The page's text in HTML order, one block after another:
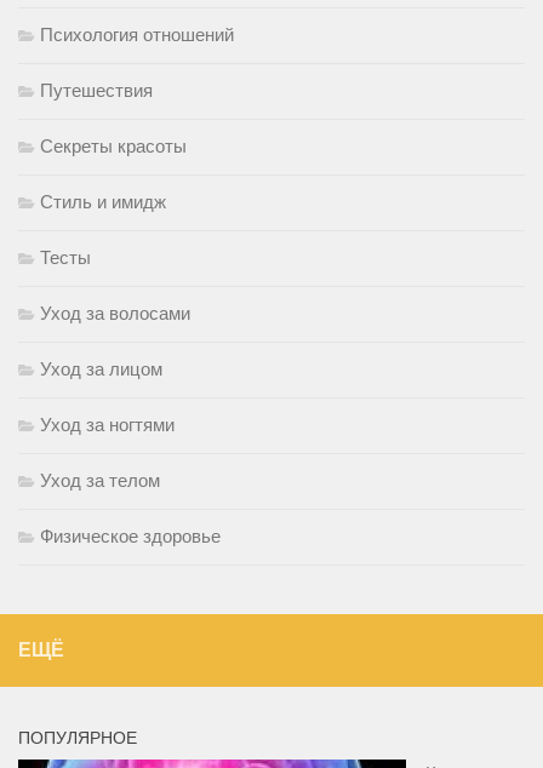
Психология отношений
Путешествия
Секреты красоты
Стиль и имидж
Тесты
Уход за волосами
Уход за лицом
Уход за ногтями
Уход за телом
Физическое здоровье
ЕЩЁ
ПОПУЛЯРНОЕ